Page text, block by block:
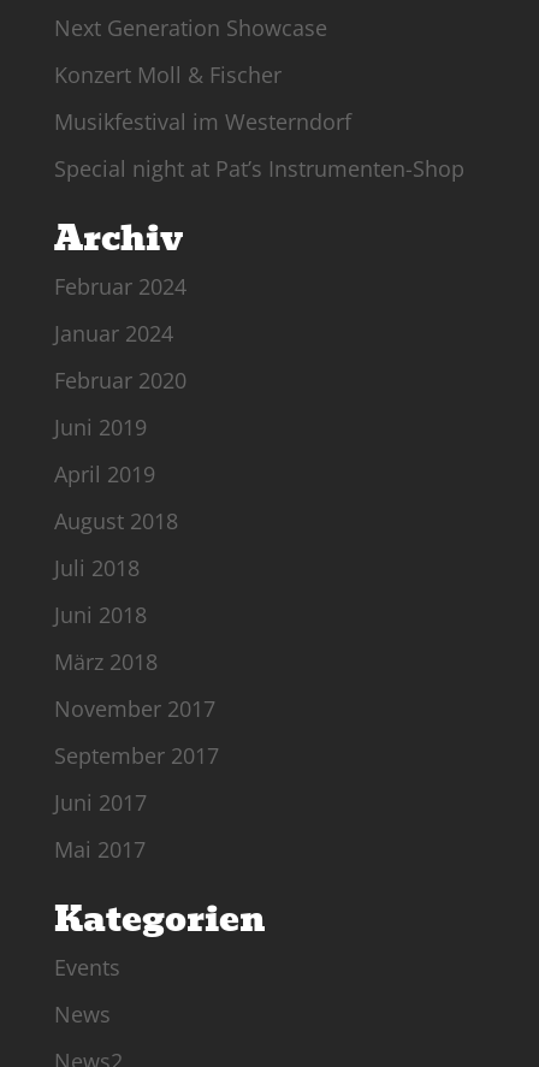
Next Generation Showcase
Konzert Moll & Fischer
Musikfestival im Westerndorf
Special night at Pat’s Instrumenten-Shop
Archiv
Februar 2024
Januar 2024
Februar 2020
Juni 2019
April 2019
August 2018
Juli 2018
Juni 2018
März 2018
November 2017
September 2017
Juni 2017
Mai 2017
Kategorien
Events
News
News2